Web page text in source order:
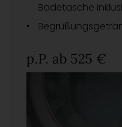
Badetasche
p.P. ab 525 €